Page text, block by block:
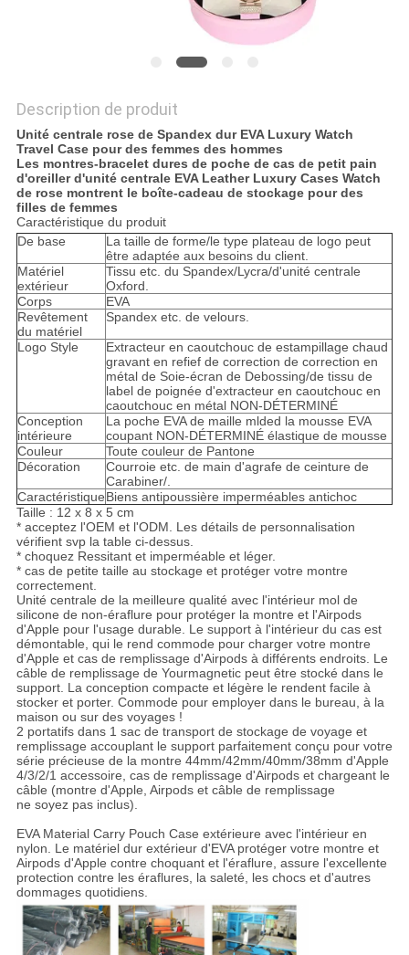
Description de produit
Unité centrale rose de Spandex dur EVA Luxury Watch
Travel Case pour des femmes des hommes
Les montres-bracelet dures de poche de cas de petit pain
d'oreiller d'unité centrale EVA Leather Luxury Cases Watch
de rose montrent le boîte-cadeau de stockage pour des
filles de femmes
Caractéristique du produit
De base
La taille de forme/le type plateau de logo peut
être adaptée aux besoins du client.
Matériel
extérieur
Tissu etc. du Spandex/Lycra/d'unité centrale
Oxford.
Corps
EVA
Revêtement
du matériel
Spandex etc. de velours.
Logo Style
Extracteur en caoutchouc de estampillage chaud
gravant en refief de correction de correction en
métal de Soie-écran de Debossing/de tissu de
label de poignée d'extracteur en caoutchouc en
caoutchouc en métal NON-DÉTERMINÉ
Conception
intérieure
La poche EVA de maille mlded la mousse EVA
coupant NON-DÉTERMINÉ élastique de mousse
Couleur
Toute couleur de Pantone
Décoration
Courroie etc. de main d'agrafe de ceinture de
Carabiner/.
CaractéristiqueBiens antipoussière imperméables antichoc
Taille : 12 x 8 x 5 cm
* acceptez l'OEM et l'ODM. Les détails de personnalisation
vérifient svp la table ci-dessus.
* choquez Ressitant et imperméable et léger.
* cas de petite taille au stockage et protéger votre montre
correctement.
Unité centrale de la meilleure qualité avec l'intérieur mol de
silicone de non-éraflure pour protéger la montre et l'Airpods
d'Apple pour l'usage durable. Le support à l'intérieur du cas est
démontable, qui le rend commode pour charger votre montre
d'Apple et cas de remplissage d'Airpods à différents endroits. Le
câble de remplissage de Yourmagnetic peut être stocké dans le
support. La conception compacte et légère le rendent facile à
stocker et porter. Commode pour employer dans le bureau, à la
maison ou sur des voyages !
2 portatifs dans 1 sac de transport de stockage de voyage et
remplissage accouplant le support parfaitement conçu pour votre
série précieuse de la montre 44mm/42mm/40mm/38mm d'Apple
4/3/2/1 accessoire, cas de remplissage d'Airpods et chargeant le
câble (montre d'Apple, Airpods et câble de remplissage
ne soyez pas inclus).
EVA Material Carry Pouch Case extérieure avec l'intérieur en
nylon. Le matériel dur extérieur d'EVA protéger votre montre et
Airpods d'Apple contre choquant et l'éraflure, assure l'excellente
protection contre les éraflures, la saleté, les chocs et d'autres
dommages quotidiens.